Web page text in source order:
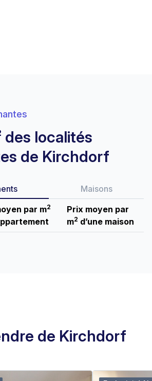
des localités
de Kirchdorf
Maisons
par m2
Prix moyen par
m2 d’une maison
de Kirchdorf